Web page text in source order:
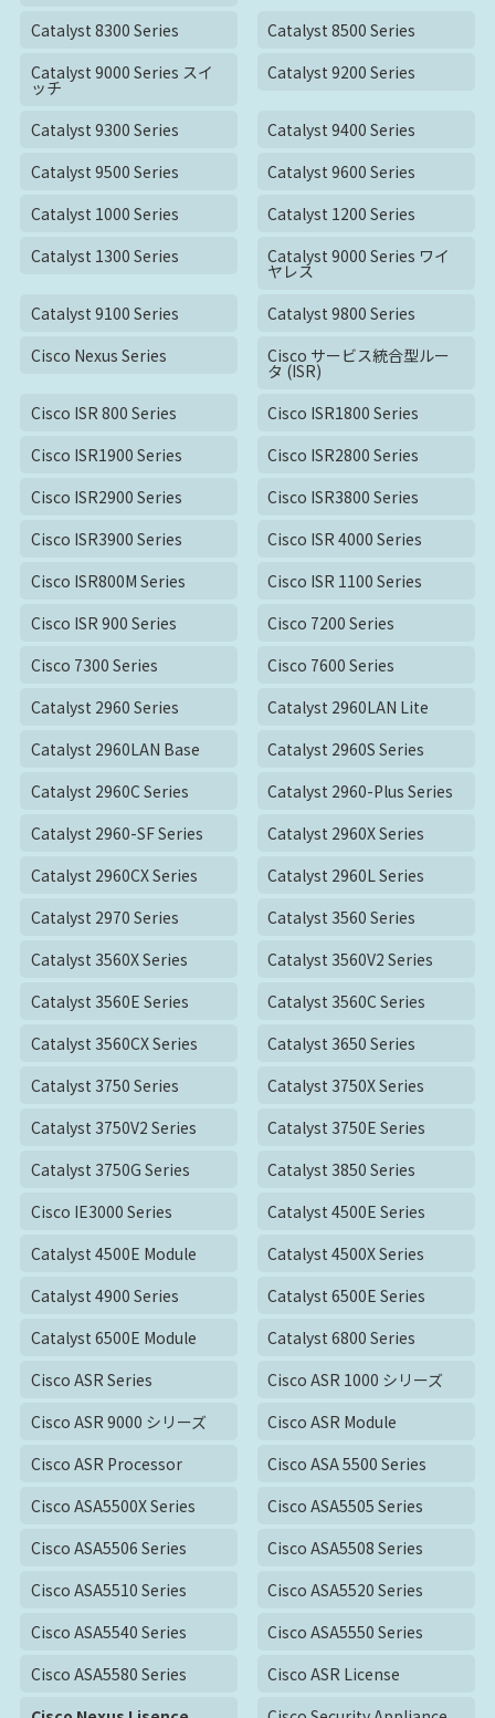
Catalyst 8300 Series
Catalyst 8500 Series
Catalyst 9000 Series スイ
ッチ
Catalyst 9200 Series
Catalyst 9300 Series
Catalyst 9400 Series
Catalyst 9500 Series
Catalyst 9600 Series
Catalyst 1000 Series
Catalyst 1200 Series
Catalyst 1300 Series
Catalyst 9000 Series ワイ
ヤレス
Catalyst 9100 Series
Catalyst 9800 Series
Cisco Nexus Series
Cisco サービス統合型ルー
タ (ISR)
Cisco ISR 800 Series
Cisco ISR1800 Series
Cisco ISR1900 Series
Cisco ISR2800 Series
Cisco ISR2900 Series
Cisco ISR3800 Series
Cisco ISR3900 Series
Cisco ISR 4000 Series
Cisco ISR800M Series
Cisco ISR 1100 Series
Cisco ISR 900 Series
Cisco 7200 Series
Cisco 7300 Series
Cisco 7600 Series
Catalyst 2960 Series
Catalyst 2960LAN Lite
Catalyst 2960LAN Base
Catalyst 2960S Series
Catalyst 2960C Series
Catalyst 2960-Plus Series
Catalyst 2960-SF Series
Catalyst 2960X Series
Catalyst 2960CX Series
Catalyst 2960L Series
Catalyst 2970 Series
Catalyst 3560 Series
Catalyst 3560X Series
Catalyst 3560V2 Series
Catalyst 3560E Series
Catalyst 3560C Series
Catalyst 3560CX Series
Catalyst 3650 Series
Catalyst 3750 Series
Catalyst 3750X Series
Catalyst 3750V2 Series
Catalyst 3750E Series
Catalyst 3750G Series
Catalyst 3850 Series
Cisco IE3000 Series
Catalyst 4500E Series
Catalyst 4500E Module
Catalyst 4500X Series
Catalyst 4900 Series
Catalyst 6500E Series
Catalyst 6500E Module
Catalyst 6800 Series
Cisco ASR Series
Cisco ASR 1000 シリーズ
Cisco ASR 9000 シリーズ
Cisco ASR Module
Cisco ASR Processor
Cisco ASA 5500 Series
Cisco ASA5500X Series
Cisco ASA5505 Series
Cisco ASA5506 Series
Cisco ASA5508 Series
Cisco ASA5510 Series
Cisco ASA5520 Series
Cisco ASA5540 Series
Cisco ASA5550 Series
Cisco ASA5580 Series
Cisco ASR License